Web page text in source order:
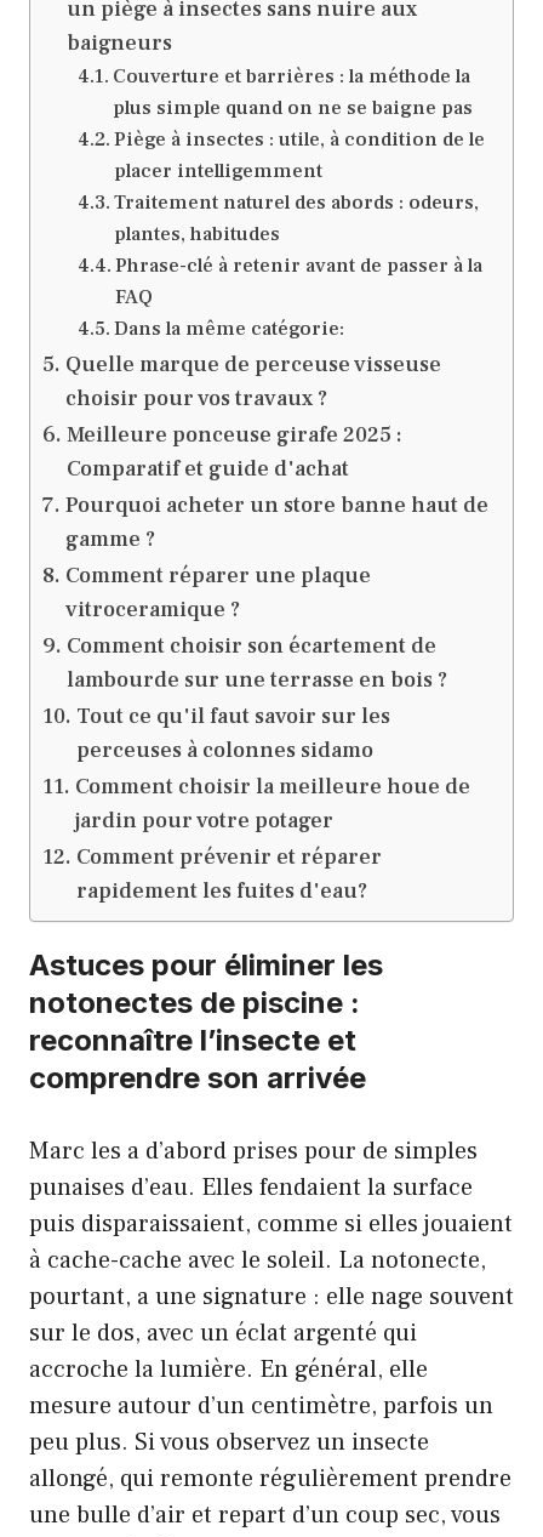
un piège à insectes sans nuire aux
baigneurs
Couverture et barrières : la méthode la
plus simple quand on ne se baigne pas
Piège à insectes : utile, à condition de le
placer intelligemment
Traitement naturel des abords : odeurs,
plantes, habitudes
Phrase-clé à retenir avant de passer à la
FAQ
Dans la même catégorie:
Quelle marque de perceuse visseuse
choisir pour vos travaux ?
Meilleure ponceuse girafe 2025 :
Comparatif et guide d'achat
Pourquoi acheter un store banne haut de
gamme ?
Comment réparer une plaque
vitroceramique ?
Comment choisir son écartement de
lambourde sur une terrasse en bois ?
Tout ce qu'il faut savoir sur les
perceuses à colonnes sidamo
Comment choisir la meilleure houe de
jardin pour votre potager
Comment prévenir et réparer
rapidement les fuites d'eau?
Astuces pour éliminer les
notonectes de piscine :
reconnaître l’insecte et
comprendre son arrivée
Marc les a d’abord prises pour de simples
punaises d’eau. Elles fendaient la surface
puis disparaissaient, comme si elles jouaient
à cache-cache avec le soleil. La notonecte,
pourtant, a une signature : elle nage souvent
sur le dos, avec un éclat argenté qui
accroche la lumière. En général, elle
mesure autour d’un centimètre, parfois un
peu plus. Si vous observez un insecte
allongé, qui remonte régulièrement prendre
une bulle d’air et repart d’un coup sec, vous